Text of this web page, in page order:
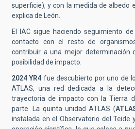
superficie), y con la medida de albedo
explica de León.
El IAC sigue haciendo seguimiento
contacto con el resto de
contribuir a una mejor determinación
posibilidad de impacto.
2024 YR4 fue descubierto por uno de
ATLAS, una red dedicada a la
trayectoria de impacto con la Tierra
parte. La quinta unidad ATLAS (
instalada en el Observatorio del Teide